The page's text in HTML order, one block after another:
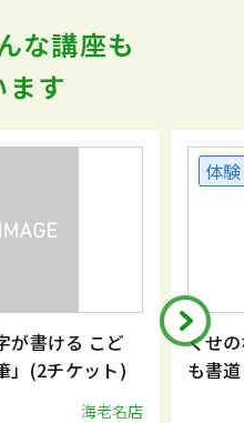
な講座も
ます
が書ける こど
」(2チケット)
海老名店
体験
くせ
も書